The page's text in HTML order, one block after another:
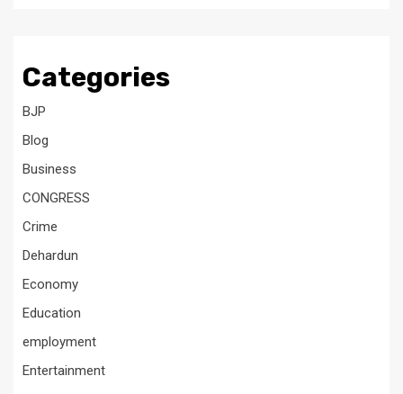
Categories
BJP
Blog
Business
CONGRESS
Crime
Dehardun
Economy
Education
employment
Entertainment